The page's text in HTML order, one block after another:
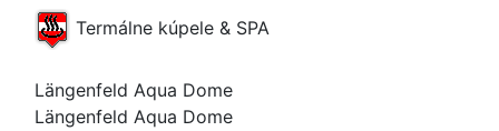
Termálne kúpele & SPA
Längenfeld Aqua Dome
Längenfeld Aqua Dome